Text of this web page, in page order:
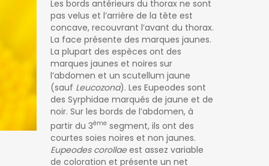
Les bords antérieurs du thorax ne sont
pas velus et l’arrière de la tête est
concave, recouvrant l’avant du thorax.
La face présente des marques jaunes.
La plupart des espèces ont des
marques jaunes et noires sur
l’abdomen et un scutellum jaune
(sauf Leucozona). Les Eupeodes sont
des Syrphidae marqués de jaune et de
noir. Sur les bords de l’abdomen, à
partir du 3ème segment, ils ont des
courtes soies noires et non jaunes.
Eupeodes corollaeest assez variable
de coloration et présente un net